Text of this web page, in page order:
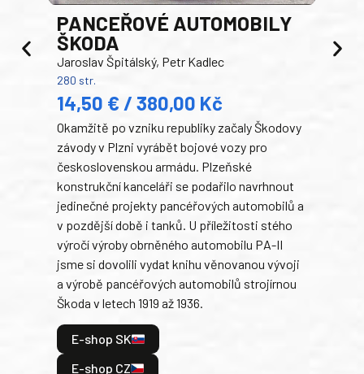
PANCEŘOVÉ AUTOMOBILY
ŠKODA
Jaroslav Špitálský, Petr Kadlec
280 str.
14,50 € / 380,00 Kč
Okamžitě po vzniku republiky začaly Škodovy
závody v Plzni vyrábět bojové vozy pro
československou armádu. Plzeňské
konstrukční kanceláři se podařilo navrhnout
jedinečné projekty pancéřových automobilů a
v pozdější době i tanků. U příležitosti stého
výročí výroby obrněného automobilu PA-II
jsme si dovolili vydat knihu věnovanou vývoji
a výrobě pancéřových automobilů strojírnou
Škoda v letech 1919 až 1936.
E-shop SK
E-shop CZ